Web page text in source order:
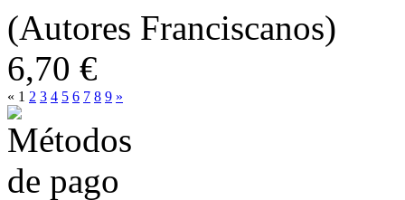
(Autores Franciscanos)
6,70 €
« 1 2 3 4 5 6 7 8 9 »